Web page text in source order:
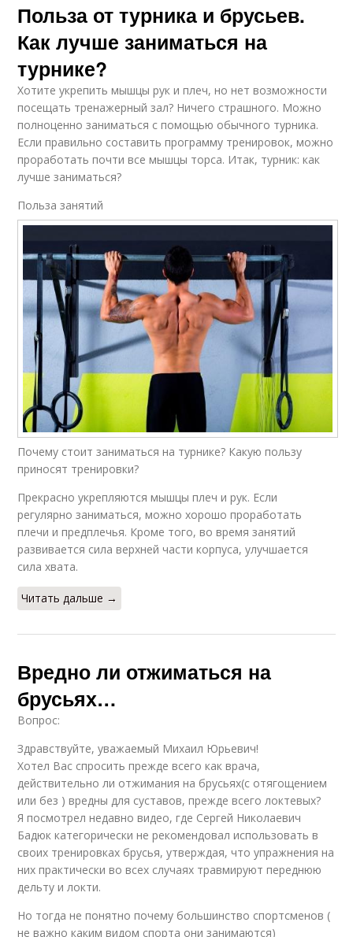
Польза от турника и брусьев.
Как лучше заниматься на
турнике?
Хотите укрепить мышцы рук и плеч, но нет возможности
посещать тренажерный зал? Ничего страшного. Можно
полноценно заниматься с помощью обычного турника.
Если правильно составить программу тренировок, можно
проработать почти все мышцы торса. Итак, турник: как
лучше заниматься?
Польза занятий
Почему стоит заниматься на турнике? Какую пользу
приносят тренировки?
Прекрасно укрепляются мышцы плеч и рук. Если
регулярно заниматься, можно хорошо проработать
плечи и предплечья. Кроме того, во время занятий
развивается сила верхней части корпуса, улучшается
сила хвата.
Читать дальше →
Вредно ли отжиматься на
брусьях…
Вопрос:
Здравствуйте, уважаемый Михаил Юрьевич!
Хотел Вас спросить прежде всего как врача,
действительно ли отжимания на брусьях(с отягощением
или без ) вредны для суставов, прежде всего локтевых?
Я посмотрел недавно видео, где Сергей Николаевич
Бадюк категорически не рекомендовал использовать в
своих тренировках брусья, утверждая, что упражнения на
них практически во всех случаях травмируют переднюю
дельту и локти.
Но тогда не понятно почему большинство спортсменов (
не важно каким видом спорта они занимаются)